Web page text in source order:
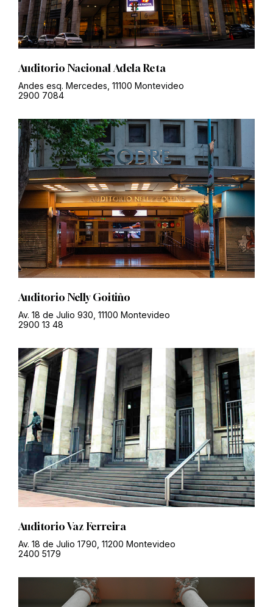
Auditorio Nacional Adela Reta
Andes esq. Mercedes, 11100 Montevideo
2900 7084
Auditorio Nelly Goitiño
Av. 18 de Julio 930, 11100 Montevideo
2900 13 48
Auditorio Vaz Ferreira
Av. 18 de Julio 1790, 11200 Montevideo
2400 5179